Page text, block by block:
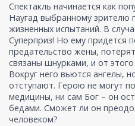
Спектакль начинается как
Наугад выбранному зрителю
жизненных испытаний. В
Суперприз! Но ему придется
предательство жены,
связаны шнурками, и от
Вокруг него вьются ангелы,
отступают. Герою не могут
медицины, ни сам Бог – он
бедами. Сможет ли он
человеком?